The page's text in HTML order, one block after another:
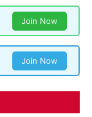
Join Now
Join Now